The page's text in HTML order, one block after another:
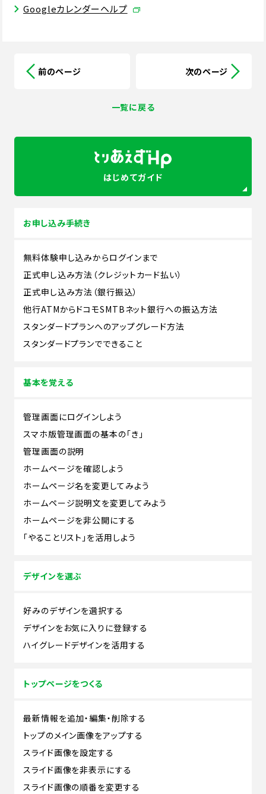
Googleカレンダーヘルプ
前のページ
一覧に戻る
次のページ
はじめてガイド
お申し込み手続き
無料体験申し込みからログインまで
正式申し込み方法（クレジットカード払い）
正式申し込み方法（銀行振込）
他行ATMからドコモSMTBネット銀行への振込方法
スタンダードプランへのアップグレード方法
スタンダードプランでできること
基本を覚える
管理画面にログインしよう
スマホ版管理画面の基本の「き」
管理画面の説明
ホームページを確認しよう
ホームページ名を変更してみよう
ホームページ説明文を変更してみよう
ホームページを非公開にする
「やることリスト」を活用しよう
デザインを選ぶ
好みのデザインを選択する
デザインをお気に入りに登録する
ハイグレードデザインを活用する
トップページをつくる
最新情報を追加・編集・削除する
トップのメイン画像をアップする
スライド画像を設定する
スライド画像を非表示にする
スライド画像の順番を変更する